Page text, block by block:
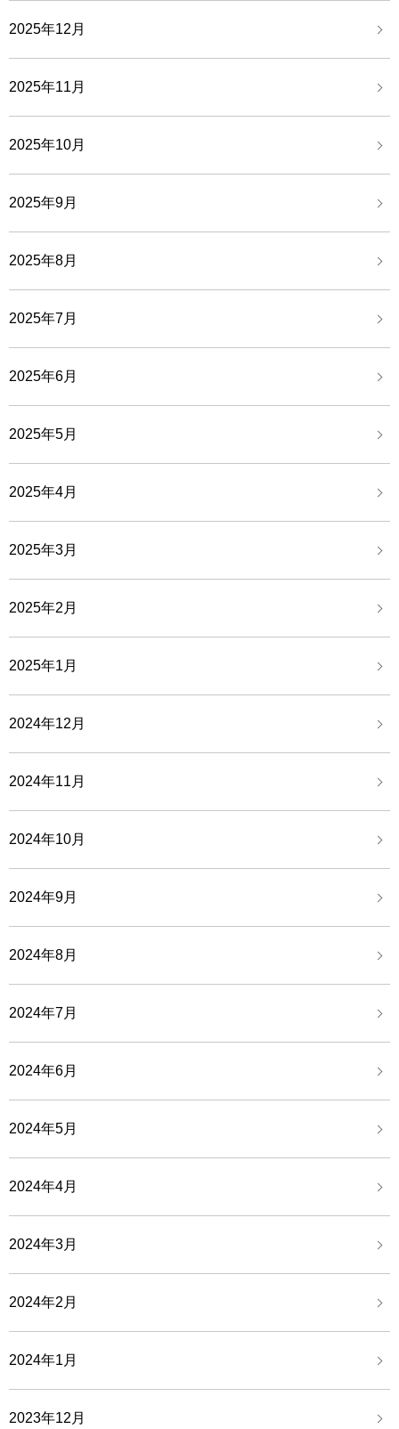
2025年12月
2025年11月
2025年10月
2025年9月
2025年8月
2025年7月
2025年6月
2025年5月
2025年4月
2025年3月
2025年2月
2025年1月
2024年12月
2024年11月
2024年10月
2024年9月
2024年8月
2024年7月
2024年6月
2024年5月
2024年4月
2024年3月
2024年2月
2024年1月
2023年12月